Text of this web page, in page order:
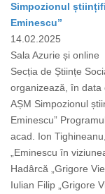
Simpozionul
Eminescu”
14.02.2025
Sala Azurie și online
Secția de Științe
organizează, în data
AȘM Simpozionul
Eminescu”
acad. Ion
„Eminescu în
Hadârcă „Grigore
Iulian Filip „Grigore